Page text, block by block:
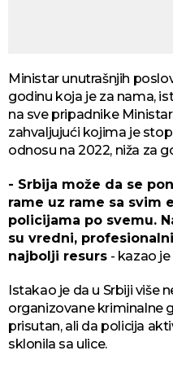
Ministar unutrašnjih
godinu koja je za nama,
na sve pripadnike
zahvaljujući kojima je
odnosu na 2022, niža za
- Srbija može da se
rame uz rame sa svim
policijama po svemu.
su vredni,
najbolji resurs - kazao
Istakao je da u Srbiji više
organizovane kriminalne
prisutan, ali da policija
sklonila sa ulice.